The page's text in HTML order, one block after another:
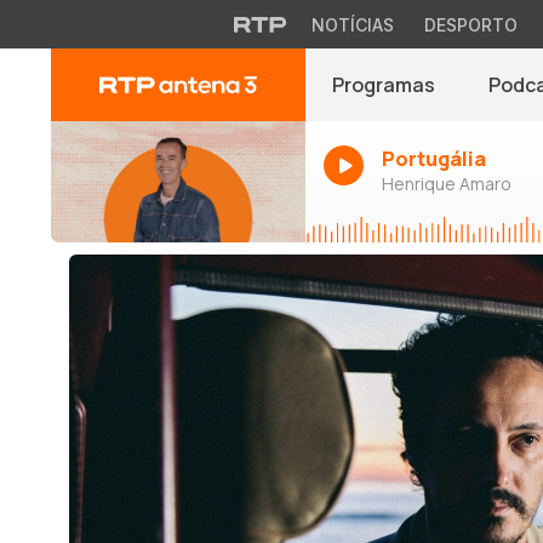
NOTÍCIAS DESPORTO
Programas
Portugália
Henrique Amaro